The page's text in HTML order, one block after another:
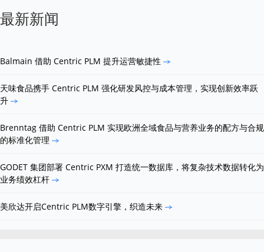
最新新闻
Balmain 借助 Centric PLM 提升运营敏捷性
天味食品携手 Centric PLM 强化研发风控与成本管理，实现创新效率跃
升
Brenntag 借助 Centric PLM 实现欧洲全域食品与营养业务的配方与合规
的标准化管理
GODET 集团部署 Centric PXM 打造统一数据库，将复杂技术数据转化为
业务绩效杠杆
美欣达开启Centric PLM数字引擎，织造未来